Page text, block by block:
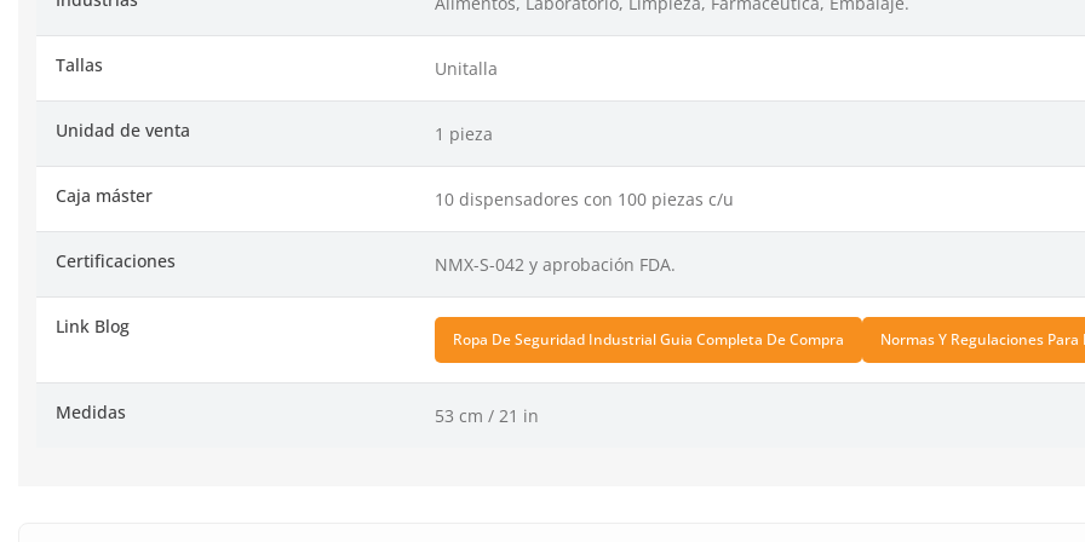
Tallas Unitalla
Unidad de venta 1 pieza
Caja máster 10 dispensadores con 100 piezas c/u
Certificaciones NMX-S-042 y aprobación FDA.
Link Blog
Ropa De Seguridad Industrial Guia Completa De Compra Normas Y Regulaciones
Medidas 53 cm / 21 in